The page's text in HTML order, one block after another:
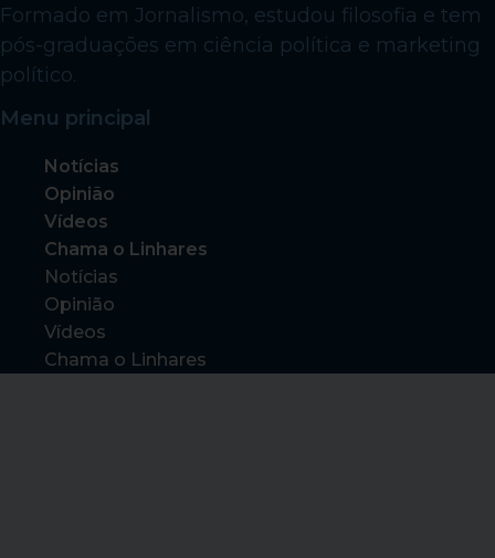
Formado em Jornalismo, estudou filosofia e tem
pós-graduações em ciência política e marketing
político.
Menu principal
Notícias
Opinião
Vídeos
Chama o Linhares
Notícias
Opinião
Vídeos
Chama o Linhares